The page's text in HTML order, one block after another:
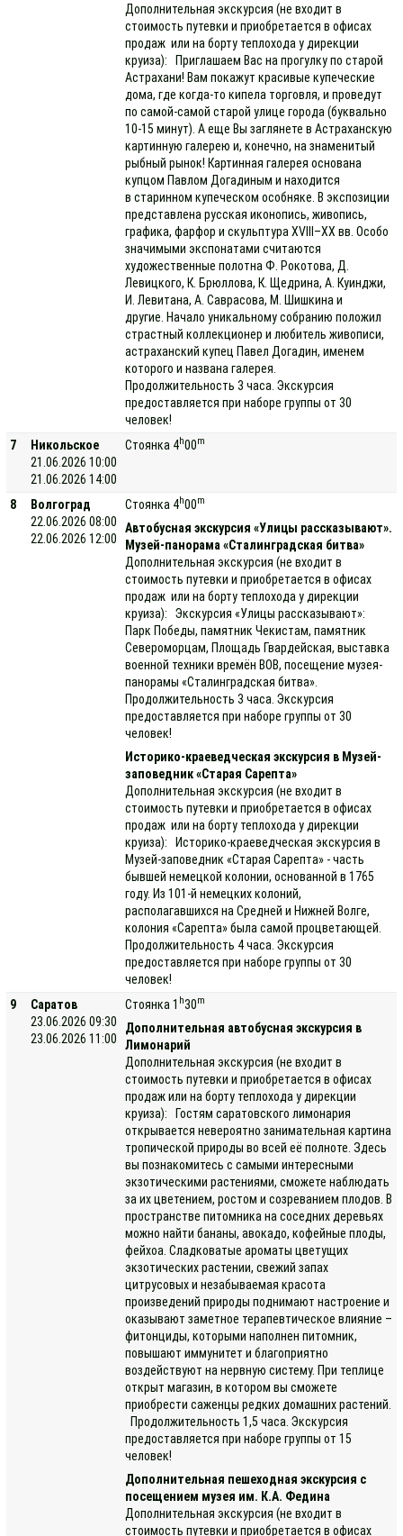
Дополнительная экскурсия (не входит в
стоимость путевки и приобретается в офисах
продаж или на борту теплохода у дирекции
круиза): Приглашаем Вас на прогулку по старой
Астрахани! Вам покажут красивые купеческие
дома, где когда-то кипела торговля, и проведут
по самой-самой старой улице города (буквально
10-15 минут). А еще Вы заглянете в Астраханскую
картинную галерею и, конечно, на знаменитый
рыбный рынок! Картинная галерея основана
купцом Павлом Догадиным и находится
в старинном купеческом особняке. В экспозиции
представлена русская иконопись, живопись,
графика, фарфор и скульптура XVIII–XX вв. Особо
значимыми экспонатами считаются
художественные полотна Ф. Рокотова, Д.
Левицкого, К. Брюллова, К. Щедрина, А. Куинджи,
И. Левитана, А. Саврасова, М. Шишкина и
другие. Начало уникальному собранию положил
страстный коллекционер и любитель живописи,
астраханский купец Павел Догадин, именем
которого и названа галерея.
Продолжительность 3 часа. Экскурсия
предоставляется при наборе группы от 30
человек!
7
Никольское
21.06.2026 10:00
21.06.2026 14:00
Стоянка 4h00m
8
Волгоград
22.06.2026 08:00
22.06.2026 12:00
Стоянка 4h00m
Автобусная экскурсия «Улицы рассказывают».
Музей-панорама «Сталинградская битва»
Дополнительная экскурсия (не входит в
стоимость путевки и приобретается в офисах
продаж или на борту теплохода у дирекции
круиза): Экскурсия «Улицы рассказывают»:
Парк Победы, памятник Чекистам, памятник
Североморцам, Площадь Гвардейская, выставка
военной техники времён ВОВ, посещение музея-
панорамы «Сталинградская битва».
Продолжительность 3 часа. Экскурсия
предоставляется при наборе группы от 30
человек!
Историко-краеведческая экскурсия в Музей-
заповедник «Старая Сарепта»
Дополнительная экскурсия (не входит в
стоимость путевки и приобретается в офисах
продаж или на борту теплохода у дирекции
круиза): Историко-краеведческая экскурсия в
Музей-заповедник «Старая Сарепта» - часть
бывшей немецкой колонии, основанной в 1765
году. Из 101-й немецких колоний,
располагавшихся на Средней и Нижней Волге,
колония «Сарепта» была самой процветающей.
Продолжительность 4 часа. Экскурсия
предоставляется при наборе группы от 30
человек!
9
Саратов
23.06.2026 09:30
23.06.2026 11:00
Стоянка 1 h30m
Дополнительная автобусная экскурсия в
Лимонарий
Дополнительная экскурсия (не входит в
стоимость путевки и приобретается в офисах
продаж или на борту теплохода у дирекции
круиза): Гостям саратовского лимонария
открывается невероятно занимательная картина
тропической природы во всей её полноте. Здесь
вы познакомитесь с самыми интересными
экзотическими растениями, сможете наблюдать
за их цветением, ростом и созреванием плодов. В
пространстве питомника на соседних деревьях
можно найти бананы, авокадо, кофейные плоды,
фейхоа. Сладковатые ароматы цветущих
экзотических растении, свежий запах
цитрусовых и незабываемая красота
произведений природы поднимают настроение и
оказывают заметное терапевтическое влияние –
фитонциды, которыми наполнен питомник,
повышают иммунитет и благоприятно
воздействуют на нервную систему. При теплице
открыт магазин, в котором вы сможете
приобрести саженцы редких домашних растений.
Продолжительность 1,5 часа. Экскурсия
предоставляется при наборе группы от 15
человек!
Дополнительная пешеходная экскурсия с
посещением музея им. К.А. Федина
Дополнительная экскурсия (не входит в
стоимость путевки и приобретается в офисах